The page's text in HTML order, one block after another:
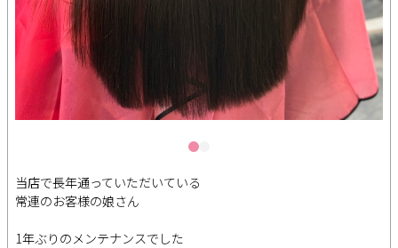
当店で長年通っていただいている
常連のお客様の娘さん
1年ぶりのメンテナンスでした